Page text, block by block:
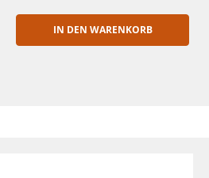
IN DEN WARENKORB